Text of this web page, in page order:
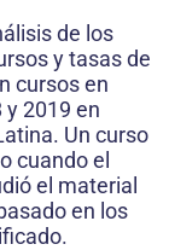
de los
y tasas de
cursos en
y 2019 en
Un curso
cuando el
el material
en los